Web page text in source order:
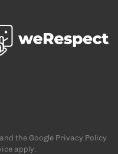
the Google Privacy Policy
apply.